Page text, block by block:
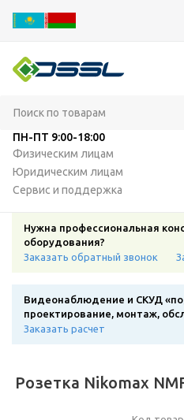
ПН-ПТ 9:00-18:00
Физическим лицам
Юридическим лицам
Сервис и поддержка
Нужна профессиональная
оборудования?
Заказать обратный звонок
Видеонаблюдение и СКУД
проектирование, монтаж,
Заказать расчет
Розетка Nikomax